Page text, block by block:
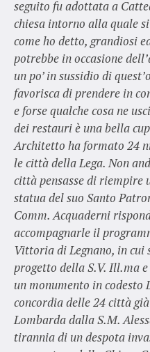
seguito fu adottata a
chiesa intorno alla quale
come ho detto, grandiosi
potrebbe in occasione
un po’ in sussidio di
favorisca di prendere in
e forse qualche cosa ne
dei restauri è una bella
Architetto ha formato 24
le città della Lega. Non
città pensasse di riempire
statua del suo Santo
Comm. Acquaderni
accompagnarle il
Vittoria di Legnano, in cui
progetto della S.V. Ill.ma
un monumento in
concordia delle 24 città
Lombarda dalla S.M.
tirannia di un despota